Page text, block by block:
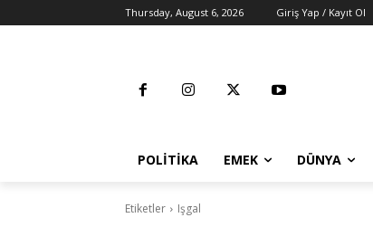
Thursday, August 6, 2026 Giriş Yap / Kayıt Ol
POLITIKA EMEK DÜNYA
Etiketler Işgal